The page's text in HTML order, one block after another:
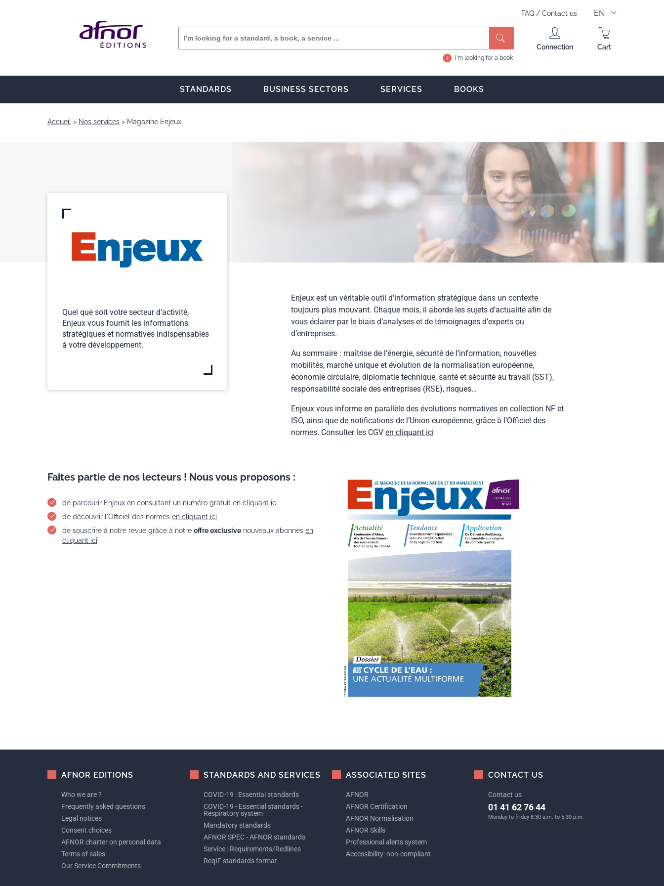
FAQ / Contact us EN
I'm looking for a book
Connection Cart
STANDARDS BUSINESS SECTORS SERVICES BOOKS
Accueil Nos services Magazine Enjeux
Quel que soit votre secteur d’activité,
Enjeux vous fournit les informations
stratégiques et normatives indispensables
à votre développement.
Enjeux est un véritable outil d’information stratégique dans un contexte
toujours plus mouvant. Chaque mois, il aborde les sujets d’actualité afin de
vous éclairer par le biais d’analyses et de témoignages d’experts ou
d’entreprises.
Au sommaire : maîtrise de l’énergie, sécurité de l’information, nouvelles
mobilités, marché unique et évolution de la normalisation européenne,
économie circulaire, diplomatie technique, santé et sécurité au travail (SST),
responsabilité sociale des entreprises (RSE), risques…
Enjeux vous informe en parallèle des évolutions normatives en collection NF et
ISO, ainsi que de notifications de l’Union européenne, grâce à l’Officiel des
normes. Consulter les CGV en cliquant ici
Faites partie de nos lecteurs ! Nous vous proposons :
de parcourir Enjeux en consultant un numéro gratuit en cliquant ici
de découvrir l'Officiel des normes en cliquant ici
de souscrire à notre revue grâce à notre offre exclusive nouveaux abonnés en
cliquant ici
AFNOR EDITIONS
Who we are ?
Frequently asked questions
Legal notices
Consent choices
AFNOR charter on personal data
Terms of sales
Our Service Commitments
STANDARDS AND SERVICES
COVID-19 : Essential standards
COVID-19 - Essential standards -
Respiratory system
Mandatory standards
AFNOR SPEC - AFNOR standards
Service : Requirements/Redlines
ReqIF standards format
ASSOCIATED SITES
AFNOR
AFNOR Certification
AFNOR Normalisation
AFNOR Skills
Professional alerts system
Accessibility: non-compliant
CONTACT US
Contact us
01 41 62 76 44
Monday to friday 8:30 a.m. to 5:30 p.m.